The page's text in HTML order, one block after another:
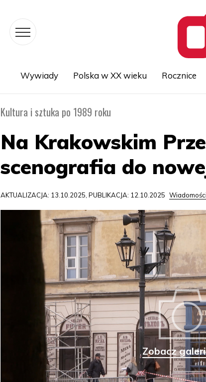
Wywiady Polska w XX wieku Rocznice
Kultura i sztuka po 1989 roku
Na Krakowskim
scenografia do
AKTUALIZACJA: 13.10.2025, PUBLIKACJA: 12.10.2025 Wiadomości,
Zobacz